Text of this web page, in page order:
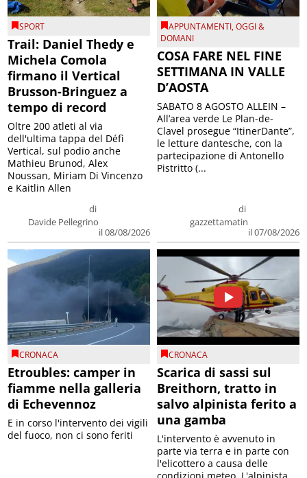
SPORT
Trail: Daniel Thedy e
Michela Comola
firmano il Vertical
Brusson-Bringuez a
tempo di record
di
Davide Pellegrino
il 08/08/2026
Oltre 200 atleti al via
dell'ultima tappa del Défì
Vertical, sul podio anche
Mathieu Brunod, Alex
Noussan, Miriam Di Vincenzo
e Kaitlin Allen
APPUNTAMENTI,OGGI &
DOMANI
COSA FARE NEL FINE
SETTIMANA IN VALLE
D’AOSTA
di
gazzettamatin
il 07/08/2026
SABATO 8 AGOSTO ALLEIN –
All’area verde Le Plan-de-
Clavel prosegue “ItinerDante”,
le letture dantesche, con la
partecipazione di Antonello
Pistritto (...
CRONACA
Etroubles: camper in
fiamme nella galleria
di Echevennoz
E in corso l'intervento dei vigili
del fuoco, non ci sono feriti
CRONACA
Scarica di sassi sul
Breithorn, tratto in
salvo alpinista ferito a
una gamba
L'intervento è avvenuto in
parte via terra e in parte con
l'elicottero a causa delle
condizioni meteo. L'alpinista